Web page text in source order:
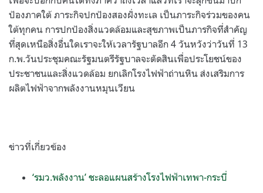
ป้องภาคใต้ ภาระกิจปกป้องสองฝั่งทะเล เป็นภาระกิจร่วมของคน
ใต้ทุกคน การปกป้องสิ่งแวดล้อมและสุขภาพเป็นภารกิจที่สำคัญ
ที่สุดเหนือสิ่งอื่นใดเราจะให้เวลารัฐบาลอีก 4 วันหวังว่าวันที่ 13
ก.พ.วันประชุมคณะรัฐมนตรีรัฐบาลจะตัดสินเพื่อประโยชน์ของ
ประชาชนและสิ่งแวดล้อม ยกเลิกโรงไฟฟ้าถ่านหิน ส่งเสริมการ
ผลิตไฟฟ้าจากพลังงานหมุนเวียน
ข่าวที่เกี่ยวข้อง
‘รมว.พลังงาน’ ชะลอแผนสร้างโรงไฟฟ้าเทพา-กระบี่